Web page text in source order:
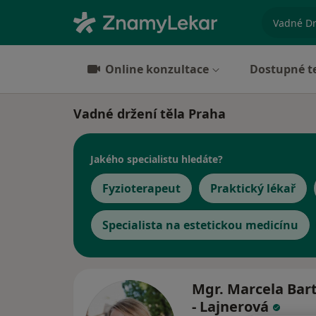
Online konzultace Dostupné
Vadné držení těla Praha
Jakého specialistu hledáte?
Fyzioterapeut Praktický lékař
Specialista na estetickou medicínu
Mgr. Marcela
- Lajnerová